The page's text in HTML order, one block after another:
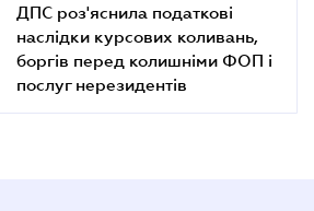
ДПС роз'яснила податкові
наслідки курсових коливань,
боргів перед колишніми ФОП і
послуг нерезидентів